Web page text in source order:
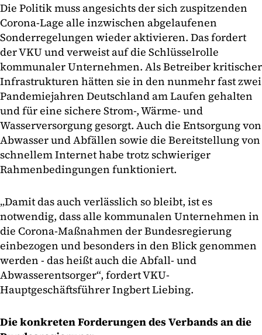
Die Politik muss angesichts der sich zuspitzenden
Corona-Lage alle inzwischen abgelaufenen
Sonderregelungen wieder aktivieren. Das fordert
der VKU und verweist auf die Schlüsselrolle
kommunaler Unternehmen. Als Betreiber kritischer
Infrastrukturen hätten sie in den nunmehr fast zwei
Pandemiejahren Deutschland am Laufen gehalten
und für eine sichere Strom-, Wärme- und
Wasserversorgung gesorgt. Auch die Entsorgung von
Abwasser und Abfällen sowie die Bereitstellung von
schnellem Internet habe trotz schwieriger
Rahmenbedingungen funktioniert.
„Damit das auch verlässlich so bleibt, ist es
notwendig, dass alle kommunalen Unternehmen in
die Corona-Maßnahmen der Bundesregierung
einbezogen und besonders in den Blick genommen
werden - das heißt auch die Abfall- und
Abwasserentsorger“, fordert VKU-
Hauptgeschäftsführer Ingbert Liebing.
Die konkreten Forderungen des Verbands an die